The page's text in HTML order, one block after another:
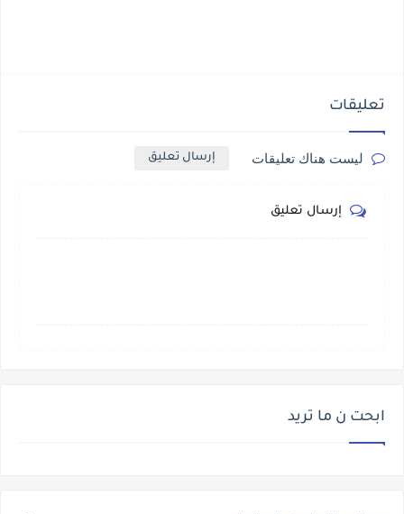
تعليقات
ليست هناك تعليقات إرسال تعليق
إرسال تعليق
ابحت ن ما تريد